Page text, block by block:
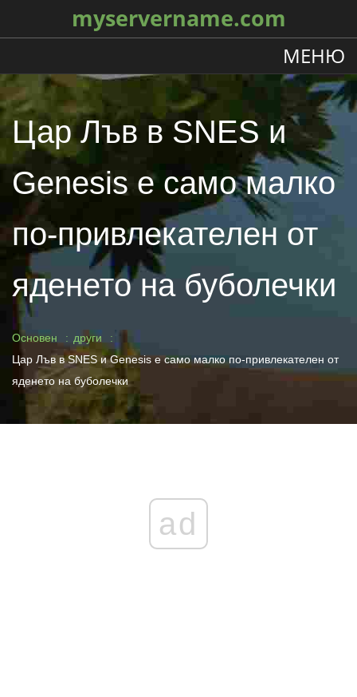
myservername.com
МЕНЮ
Цар Лъв в SNES и
Genesis е само малко
по-привлекателен от
яденето на буболечки
Основен
други
Цар Лъв в SNES и Genesis е само малко по-привлекателен от
яденето на буболечки
ad